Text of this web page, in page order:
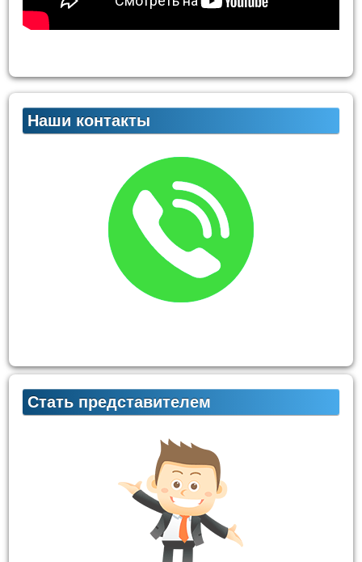
Наши контакты
Стать представителем